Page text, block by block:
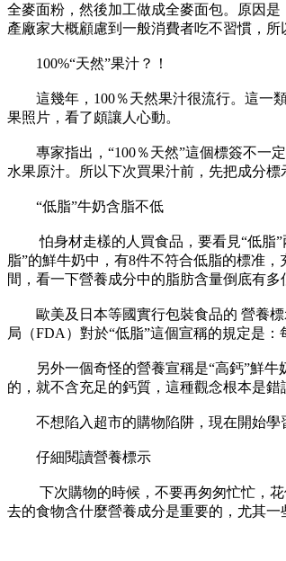
全麥面粉，然後加工做成全麥面包。原因
產廠家大概顧慮到一般消費者吃不習慣，
100%“天然”果汁？！
這幾年，100％天然果汁很流行。這一類
果照片，看了頗讓人心動。
專家指出，“100％天然”這個標簽不一定
水果原汁。所以下次買果汁前，先把成分標
“低脂”牛奶含脂不低
怕身材走樣的人買食品，要看見“低脂”
脂”的鮮牛奶中，有8件不符合低脂的標准
間，看一下營養成分中的脂肪含量倒底有多
歐美及日本等國實行包裝食品的 營養標
局（FDA）對於“低脂”這個宣稱的規定是
另外一個奇怪的營養宣稱是“高鈣”鮮牛
的，就不含充足的鈣質，這種觀念根本是錯
不想陷入超市的購物陷阱，現在開始學
仔細閱讀營養標示
下次購物的時候，不要再匆匆忙忙，花
去的食物含什麼營養成分是重要的，尤其